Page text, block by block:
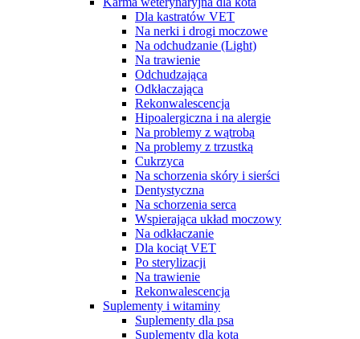
Dla kastratów VET
Na nerki i drogi moczowe
Na odchudzanie (Light)
Na trawienie
Odchudzająca
Odkłaczająca
Rekonwalescencja
Hipoalergiczna i na alergie
Na problemy z wątrobą
Na problemy z trzustką
Cukrzyca
Na schorzenia skóry i sierści
Dentystyczna
Na schorzenia serca
Wspierająca układ moczowy
Na odkłaczanie
Dla kociąt VET
Po sterylizacji
Na trawienie
Rekonwalescencja
Suplementy i witaminy
Suplementy dla psa
Suplementy dla kota